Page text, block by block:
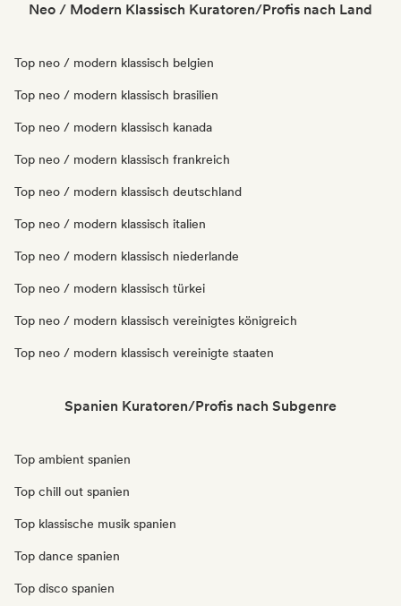
Neo / Modern Klassisch Kuratoren/Profis nach Land
Top neo / modern klassisch belgien
Top neo / modern klassisch brasilien
Top neo / modern klassisch kanada
Top neo / modern klassisch frankreich
Top neo / modern klassisch deutschland
Top neo / modern klassisch italien
Top neo / modern klassisch niederlande
Top neo / modern klassisch türkei
Top neo / modern klassisch vereinigtes königreich
Top neo / modern klassisch vereinigte staaten
Spanien Kuratoren/Profis nach Subgenre
Top ambient spanien
Top chill out spanien
Top klassische musik spanien
Top dance spanien
Top disco spanien